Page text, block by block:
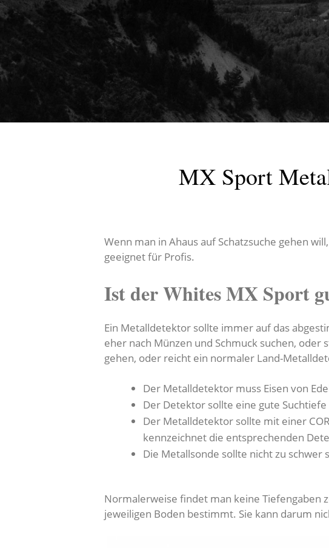
MX Sport
Wenn man in Ahaus auf Schatzsuche gehen
geeignet für Profis.
Ist der Whites MX Sport
Ein Metalldetektor sollte immer auf das
eher nach Münzen und Schmuck suchen,
gehen, oder reicht ein normaler Land-
Der Metalldetektor muss Eisen von
Der Detektor sollte eine gute
Der Metalldetektor sollte mit einer
kennzeichnet die entsprechenden
Die Metallsonde sollte nicht zu schwer
Normalerweise findet man keine Tiefengaben
jeweiligen Boden bestimmt. Sie kann darum